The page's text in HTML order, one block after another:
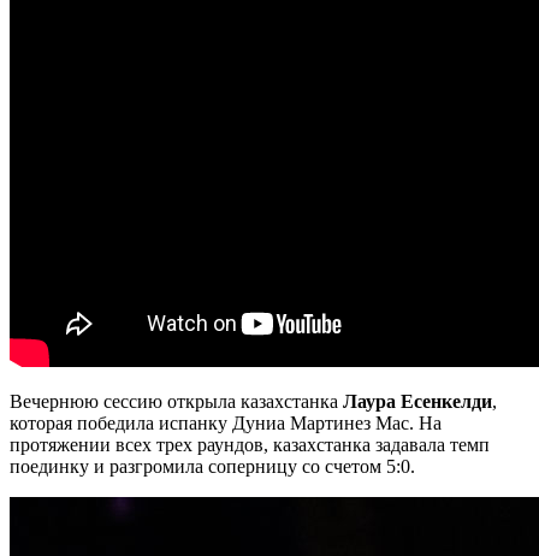
Вечернюю сессию открыла казахстанка Лаура Есенкелди,
которая победила испанку Дуниа Мартинез Мас. На
протяжении всех трех раундов, казахстанка задавала темп
поединку и разгромила соперницу со счетом 5:0.